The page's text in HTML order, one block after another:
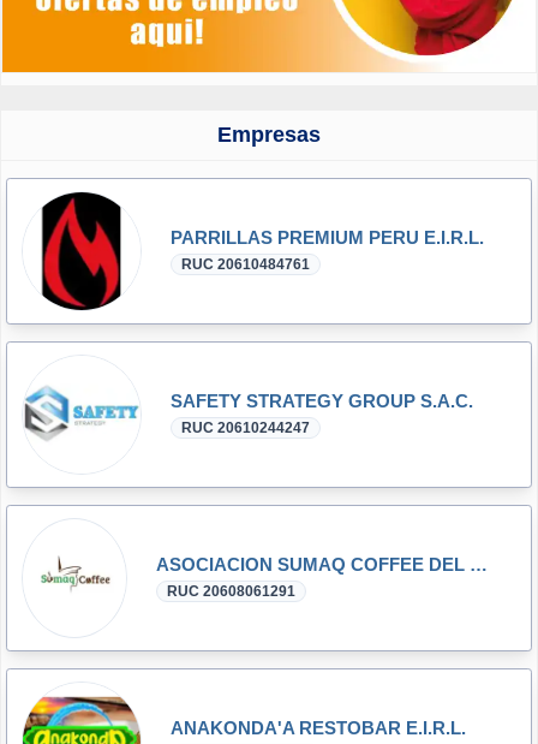
Empresas
PARRILLAS PREMIUM PERU E.I.R.L.
RUC 20610484761
SAFETY STRATEGY GROUP S.A.C.
RUC 20610244247
ASOCIACION SUMAQ COFFEE DEL VRAEM
RUC 20608061291
ANAKONDA'A RESTOBAR E.I.R.L.